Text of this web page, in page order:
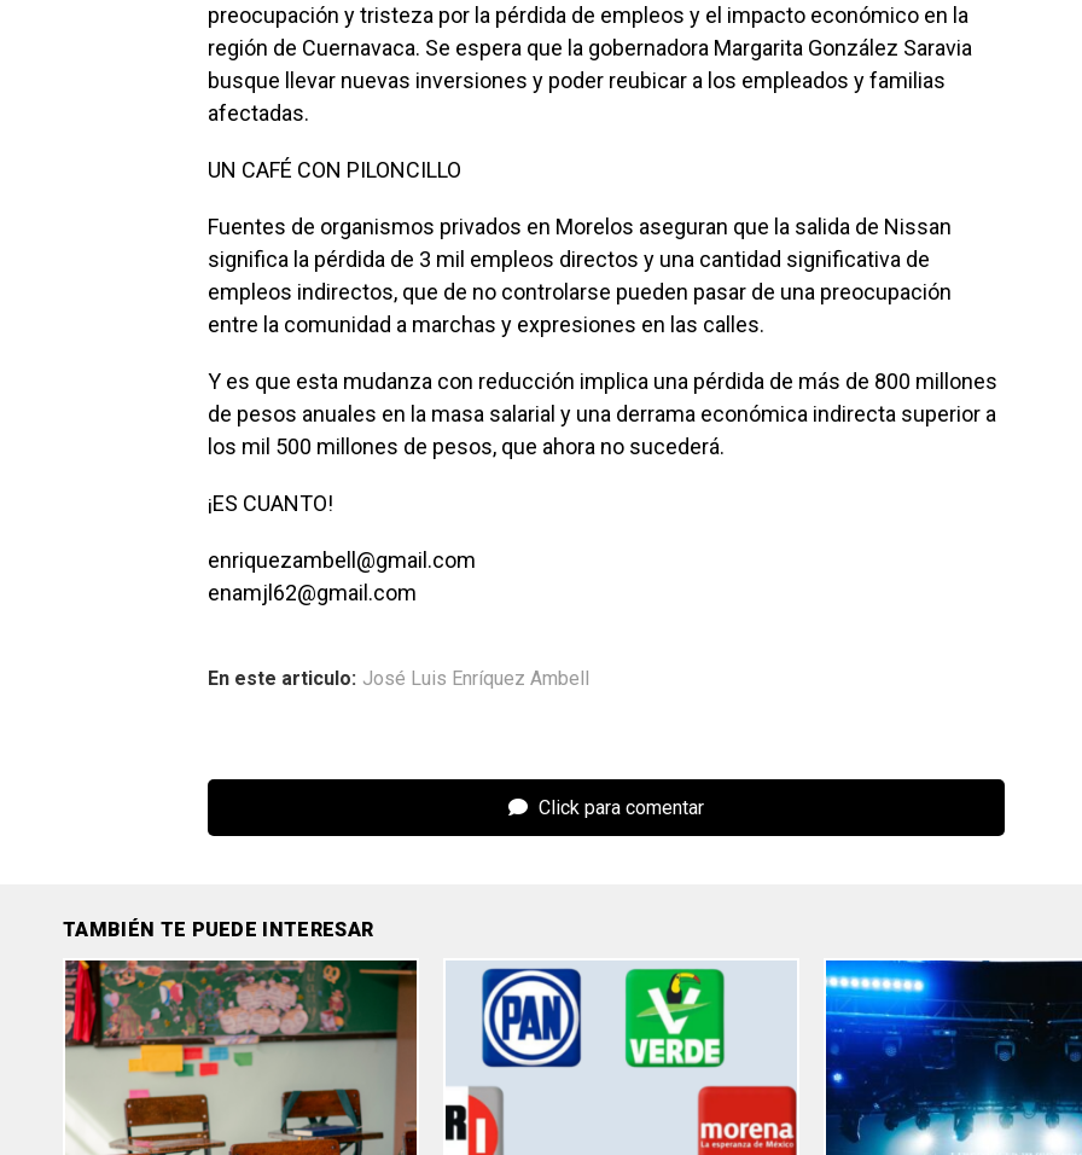
preocupación y tristeza por la pérdida de empleos y el impacto económico en la
región de Cuernavaca. Se espera que la gobernadora Margarita González Saravia
busque llevar nuevas inversiones y poder reubicar a los empleados y familias
afectadas.
UN CAFÉ CON PILONCILLO
Fuentes de organismos privados en Morelos aseguran que la salida de Nissan
significa la pérdida de 3 mil empleos directos y una cantidad significativa de
empleos indirectos, que de no controlarse pueden pasar de una preocupación
entre la comunidad a marchas y expresiones en las calles.
Y es que esta mudanza con reducción implica una pérdida de más de 800 millones
de pesos anuales en la masa salarial y una derrama económica indirecta superior a
los mil 500 millones de pesos, que ahora no sucederá.
¡ES CUANTO!
enriquezambell@gmail.com
enamjl62@gmail.com
En este articulo: José Luis Enríquez Ambell
Click para comentar
TAMBIÉN TE PUEDE INTERESAR